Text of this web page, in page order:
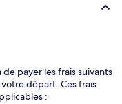
payer les frais suivants
départ. Ces frais
: